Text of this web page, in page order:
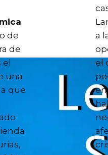
.
de
de
el
una
que
a
el